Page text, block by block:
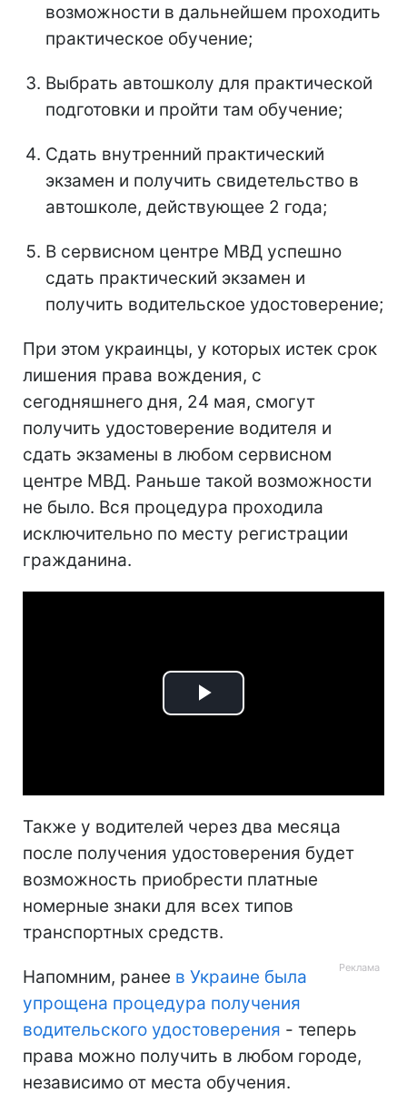
возможности в дальнейшем проходить
практическое обучение;
Выбрать автошколу для практической
подготовки и пройти там обучение;
Сдать внутренний практический
экзамен и получить свидетельство в
автошколе, действующее 2 года;
В сервисном центре МВД успешно
сдать практический экзамен и
получить водительское удостоверение;
При этом украинцы, у которых истек срок
лишения права вождения, с
сегодняшнего дня, 24 мая, смогут
получить удостоверение водителя и
сдать экзамены в любом сервисном
центре МВД. Раньше такой возможности
не было. Вся процедура проходила
исключительно по месту регистрации
гражданина.
Play
Также у водителей через два месяца
после получения удостоверения будет
возможность приобрести платные
номерные знаки для всех типов
транспортных средств.
Напомним, ранее в Украине была
упрощена процедура получения
водительского удостоверения - теперь
права можно получить в любом городе,
независимо от места обучения.